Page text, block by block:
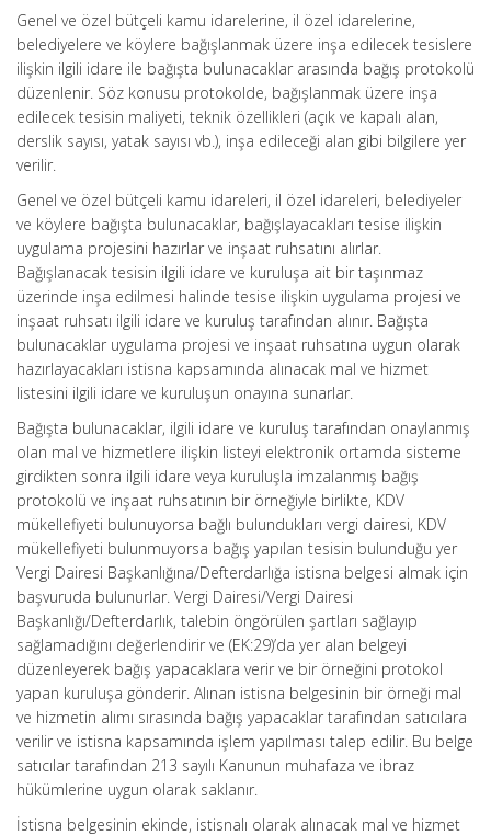
Genel ve özel bütçeli kamu idarelerine, il özel idarelerine,
belediyelere ve köylere bağışlanmak üzere inşa edilecek tesislere
ilişkin ilgili idare ile bağışta bulunacaklar arasında bağış protokolü
düzenlenir. Söz konusu protokolde, bağışlanmak üzere inşa
edilecek tesisin maliyeti, teknik özellikleri (açık ve kapalı alan,
derslik sayısı, yatak sayısı vb.), inşa edileceği alan gibi bilgilere yer
verilir.
Genel ve özel bütçeli kamu idareleri, il özel idareleri, belediyeler
ve köylere bağışta bulunacaklar, bağışlayacakları tesise ilişkin
uygulama projesini hazırlar ve inşaat ruhsatını alırlar.
Bağışlanacak tesisin ilgili idare ve kuruluşa ait bir taşınmaz
üzerinde inşa edilmesi halinde tesise ilişkin uygulama projesi ve
inşaat ruhsatı ilgili idare ve kuruluş tarafından alınır. Bağışta
bulunacaklar uygulama projesi ve inşaat ruhsatına uygun olarak
hazırlayacakları istisna kapsamında alınacak mal ve hizmet
listesini ilgili idare ve kuruluşun onayına sunarlar.
Bağışta bulunacaklar, ilgili idare ve kuruluş tarafından onaylanmış
olan mal ve hizmetlere ilişkin listeyi elektronik ortamda sisteme
girdikten sonra ilgili idare veya kuruluşla imzalanmış bağış
protokolü ve inşaat ruhsatının bir örneğiyle birlikte, KDV
mükellefiyeti bulunuyorsa bağlı bulundukları vergi dairesi, KDV
mükellefiyeti bulunmuyorsa bağış yapılan tesisin bulunduğu yer
Vergi Dairesi Başkanlığına/Defterdarlığa istisna belgesi almak için
başvuruda bulunurlar. Vergi Dairesi/Vergi Dairesi
Başkanlığı/Defterdarlık, talebin öngörülen şartları sağlayıp
sağlamadığını değerlendirir ve (EK:29)’da yer alan belgeyi
düzenleyerek bağış yapacaklara verir ve bir örneğini protokol
yapan kuruluşa gönderir. Alınan istisna belgesinin bir örneği mal
ve hizmetin alımı sırasında bağış yapacaklar tarafından satıcılara
verilir ve istisna kapsamında işlem yapılması talep edilir. Bu belge
satıcılar tarafından 213 sayılı Kanunun muhafaza ve ibraz
hükümlerine uygun olarak saklanır.
İstisna belgesinin ekinde, istisnalı olarak alınacak mal ve hizmet